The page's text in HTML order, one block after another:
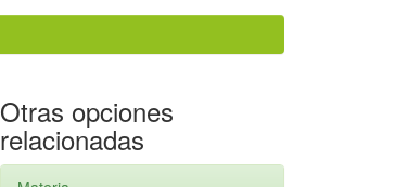
Otras opciones
relacionadas